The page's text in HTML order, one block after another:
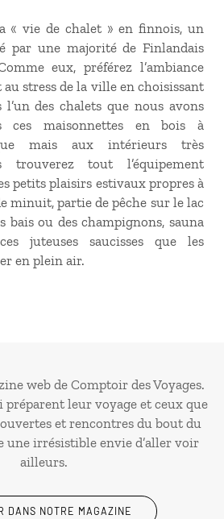
« vie de chalet » en finnois, un
par une majorité de Finlandais
eux, préférez l’ambiance
au stress de la ville en choisissant
l’un des chalets que nous avons
ces maisonnettes en bois à
mais aux intérieurs très
trouverez tout l’équipement
petits plaisirs estivaux propres à
minuit, partie de pêche sur le lac
bais ou des champignons, sauna
juteuses saucisses que les
en plein air.
web de Comptoir des Voyages.
leur voyage et ceux que
et rencontres du bout du
une irrésistible envie d’aller voir
ailleurs.
DANS NOTRE MAGAZINE